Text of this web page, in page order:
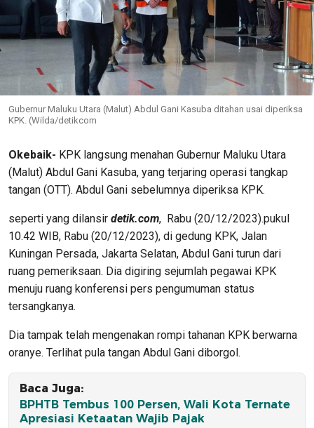
Gubernur Maluku Utara (Malut) Abdul Gani Kasuba ditahan usai diperiksa
KPK. (Wilda/detikcom
Okebaik- KPK langsung menahan Gubernur Maluku Utara
(Malut) Abdul Gani Kasuba, yang terjaring operasi tangkap
tangan (OTT). Abdul Gani sebelumnya diperiksa KPK.
seperti yang dilansir detik.com, Rabu (20/12/2023).pukul
10.42 WIB, Rabu (20/12/2023), di gedung KPK, Jalan
Kuningan Persada, Jakarta Selatan, Abdul Gani turun dari
ruang pemeriksaan. Dia digiring sejumlah pegawai KPK
menuju ruang konferensi pers pengumuman status
tersangkanya.
Dia tampak telah mengenakan rompi tahanan KPK berwarna
oranye. Terlihat pula tangan Abdul Gani diborgol.
Baca Juga:
BPHTB Tembus 100 Persen, Wali Kota Ternate
Apresiasi Ketaatan Wajib Pajak